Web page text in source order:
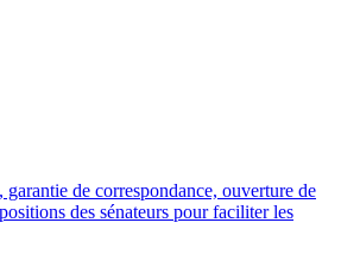
de correspondance, ouverture de
des sénateurs pour faciliter les